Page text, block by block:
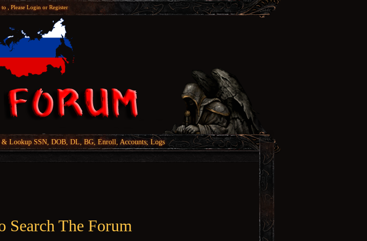
, Please Loginor Register
& Lookup SSN, DOB, DL, BG, Enroll, Accounts, Logs
Search The Forum